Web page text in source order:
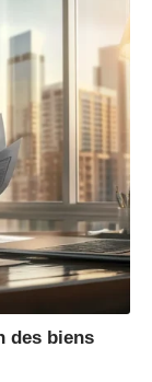
des biens